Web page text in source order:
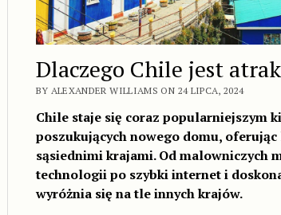
Dlaczego Chile jest
BY ALEXANDER WILLIAMS ON 24 LIPCA, 2024
Chile staje się coraz popularniejszym
poszukujących nowego domu,
sąsiednimi krajami. Od malowniczych
technologii po szybki internet i
wyróżnia się na tle innych krajów.